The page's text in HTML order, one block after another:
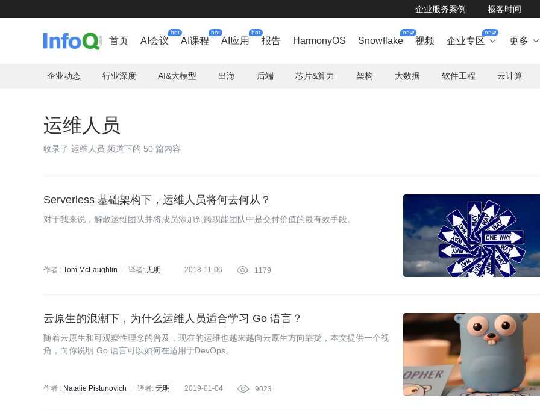
企业服务案例 极客时间
首页 AI会议
hot
AI课程
hot
AI应用
hot
报告 HarmonyOS Snowflake
new
视频 企业专区
new
 更多 
企业动态 行业深度 AI&大模型 出海 后端 芯片&算力 架构 大数据 软件工程 云计算
运维人员
收录了 运维人员 频道下的 50 篇内容
Serverless 基础架构下，运维人员将何去何从？
对于我来说，解散运维团队并将成员添加到跨职能团队中是交付价值的最有效手段。
作者 : Tom McLaughlin 译者: 无明 2018-11-06  1179
云原生的浪潮下，为什么运维人员适合学习 Go 语言？
随着云原生和可观察性理念的普及，现在的运维也越来越向云原生方向靠拢，本文提供一个视
角，向你说明 Go 语言可以如何在适用于DevOps。
作者 : Natalie Pistunovich 译者: 无明 2019-01-04  9023